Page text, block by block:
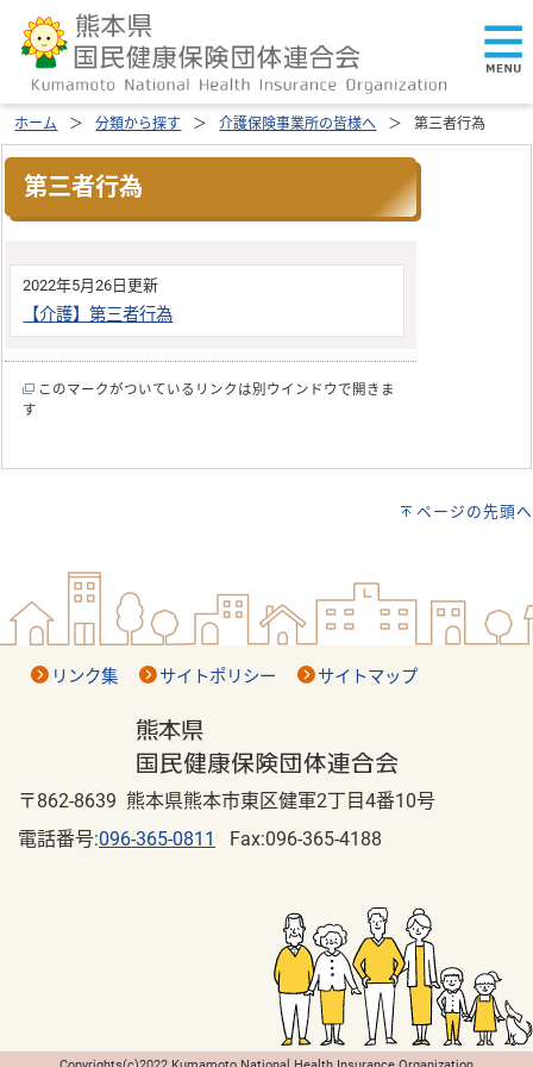
ホーム 分類から探す 介護保険事業所の皆様へ 第三者行為
第三者行為
2022年5月26日更新
【介護】第三者行為
このマークがついているリンクは別ウインドウで開きま
す
ページの先頭へ
リンク集 サイトポリシー サイトマップ
〒862-8639 熊本県熊本市東区健軍2丁目4番10号
電話番号:096-365-0811 Fax:096-365-4188